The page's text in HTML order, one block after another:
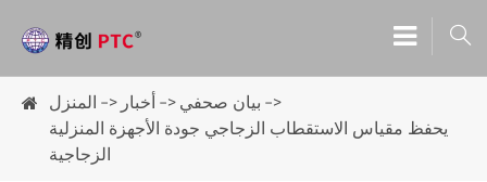

المنزل أخبار
بيان صحفي
يحفظ مقياس الاستقطاب الزجاجي جودة الأجهزة المنزلية
الزجاجية